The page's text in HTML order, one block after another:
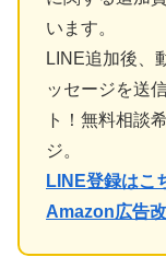
います。
LINE追加後、
ッセージを送
ト！無料相談
ジ。
LINE登録はこ
Amazon広告